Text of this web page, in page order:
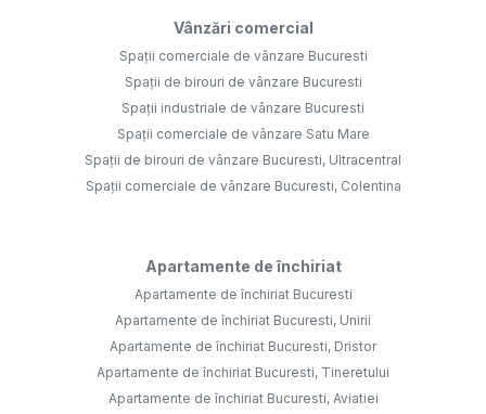
Vânzări comercial
Spații comerciale de vânzare Bucuresti
Spații de birouri de vânzare Bucuresti
Spații industriale de vânzare Bucuresti
Spații comerciale de vânzare Satu Mare
Spații de birouri de vânzare Bucuresti, Ultracentral
Spații comerciale de vânzare Bucuresti, Colentina
Apartamente de închiriat
Apartamente de închiriat Bucuresti
Apartamente de închiriat Bucuresti, Unirii
Apartamente de închiriat Bucuresti, Dristor
Apartamente de închiriat Bucuresti, Tineretului
Apartamente de închiriat Bucuresti, Aviatiei